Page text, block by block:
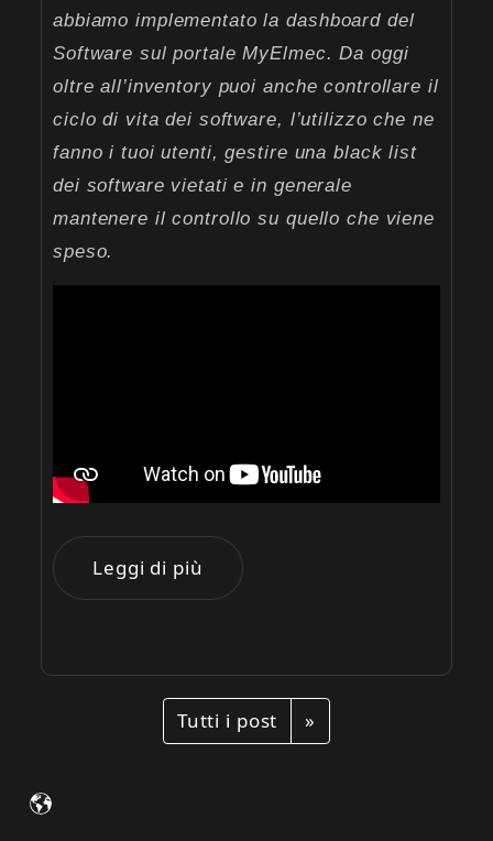
abbiamo implementato la dashboard del
Software sul portale MyElmec. Da oggi
oltre all’inventory puoi anche controllare il
ciclo di vita dei software, l’utilizzo che ne
fanno i tuoi utenti, gestire una black list
dei software vietati e in generale
mantenere il controllo su quello che viene
speso.
Leggi di più
Tutti i post »